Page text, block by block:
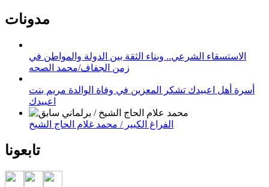
مدونات
الاستسقاء الشرعي.. وبناء الثقة بين الدولة والمواطن في
زمن الجفاف/محمد الصحه
أسرة أهل اعبيدك تشكر المعزين في وفاة الوالدة مريم بنت
اعبيدك
الفراغ الكبير / محمد غلام الحاج الشيخ
تابعونا